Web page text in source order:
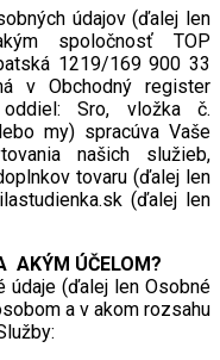
údajov (ďalej len
spoločnosť TOP
1219/169 900 33
v Obchodný register
Sro, vložka č.
my) spracúva Vaše
našich služieb,
tovaru (ďalej len
(ďalej len
AKÝM ÚČELOM?
údaje (ďalej len Osobné
a v akom rozsahu